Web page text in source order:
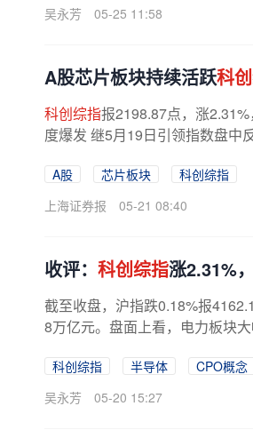
吴永芳
05-25 11:58
A股芯片板块持续活跃科
科创综指报2198.87点，涨
度爆发 继5月19日引领指数盘中
A股 芯片板块
科创综指
上海证券报
05-21 08:40
收评： 科创综指涨2.31%
截至收盘，沪指跌0.18%报
8万亿元。盘面上看，电力板块
科创综指 半导体
CPO概念
吴永芳
05-20 15:27